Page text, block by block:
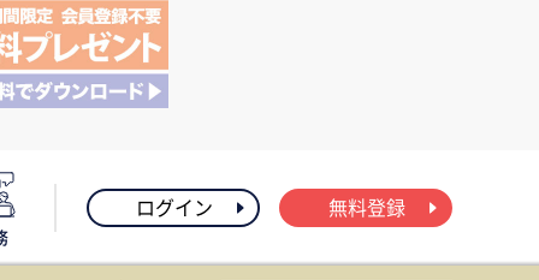
ログイン 無料登録